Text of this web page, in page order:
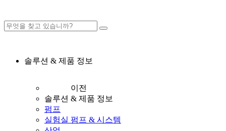
솔루션 & 제품 정보
이전
솔루션 & 제품 정보
펌프
실험실 펌프 & 시스템